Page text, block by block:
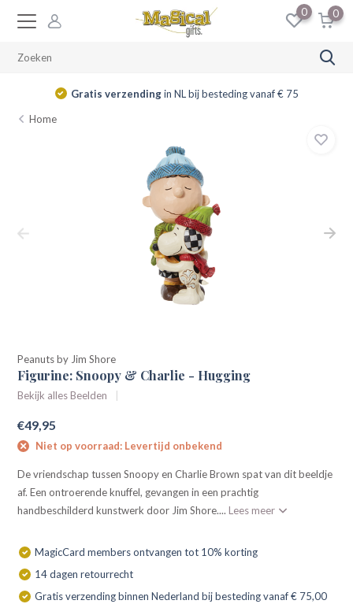
0 0
Gratis verzendingin NL bij besteding vanaf € 75
Home
Peanuts by Jim Shore
Figurine: Snoopy & Charlie - Hugging
Bekijk alles Beelden
€49,95
Niet op voorraad: Levertijd onbekend
De vriendschap tussen Snoopy en Charlie Brown spat van dit beeldje
af. Een ontroerende knuffel, gevangen in een prachtig
handbeschilderd kunstwerk door Jim Shore.... Lees meer
MagicCard members ontvangen tot 10% korting
14 dagen retourrecht
Gratis verzending binnen Nederland bij besteding vanaf € 75,00